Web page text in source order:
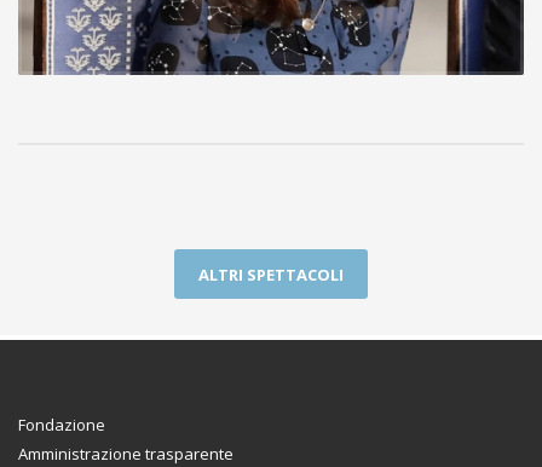
ALTRI SPETTACOLI
Fondazione
Amministrazione trasparente